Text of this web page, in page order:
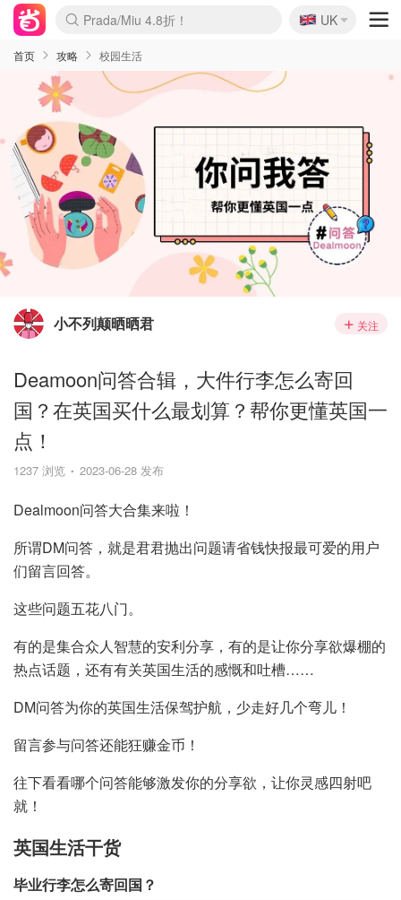
麦卢卡蜂蜜夏促！个位数！
Prada/Miu 4.8折！
啥？必胜客披萨5折！
🇬🇧
UK
首页 攻略 校园生活
小不列颠晒晒君 关注
Deamoon问答合辑，大件行李怎么寄回
国？在英国买什么最划算？帮你更懂英国一
点！
1237 浏览 2023-06-28 发布
Dealmoon问答大合集来啦！
所谓DM问答，就是君君抛出问题请省钱快报最可爱的用户
们留言回答。
这些问题五花八门。
有的是集合众人智慧的安利分享，有的是让你分享欲爆棚的
热点话题，还有有关英国生活的感慨和吐槽……
DM问答为你的英国生活保驾护航，少走好几个弯儿！
留言参与问答还能狂赚金币！
往下看看哪个问答能够激发你的分享欲，让你灵感四射吧
就！
英国生活干货
毕业行李怎么寄回国？